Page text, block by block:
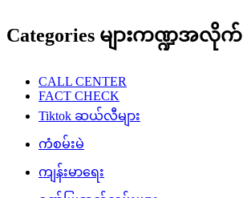
Categories များကဏ္ဍအလိုက်
CALL CENTER
FACT CHECK
Tiktok ဆယ်လီများ
ကံစမ်းမဲ
ကျန်းမာရေး